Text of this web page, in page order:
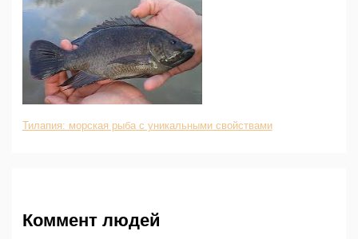
Тилапия: морская рыба с уникальными свойствами
Коммент людей